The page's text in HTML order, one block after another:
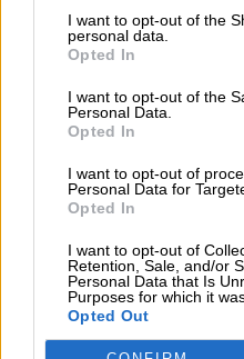
I want to opt-out of the
personal data.
Opted In
I want to opt-out of the
Personal Data.
Opted In
I want to opt-out of
Personal Data for
Opted In
I want to opt-out of
Retention, Sale, and/or
Personal Data that Is
Purposes for which it
Opted Out
Adriana Lastra
enfrentamiento
La vicesecretaria
cinismo y el